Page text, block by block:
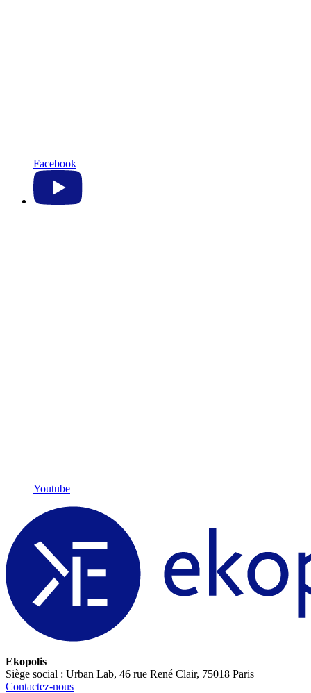
Facebook
Youtube
Ekopolis
Siège social : Urban Lab, 46 rue René Clair, 75018 Paris
Contactez-nous